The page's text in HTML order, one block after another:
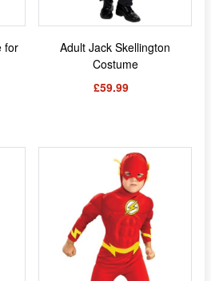
for
Adult Jack Skellington
Costume
£59.99